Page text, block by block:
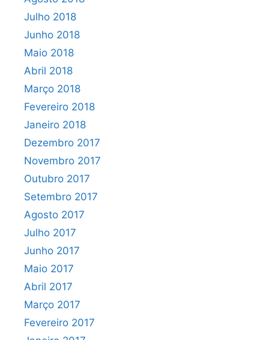
Julho 2018
Junho 2018
Maio 2018
Abril 2018
Março 2018
Fevereiro 2018
Janeiro 2018
Dezembro 2017
Novembro 2017
Outubro 2017
Setembro 2017
Agosto 2017
Julho 2017
Junho 2017
Maio 2017
Abril 2017
Março 2017
Fevereiro 2017